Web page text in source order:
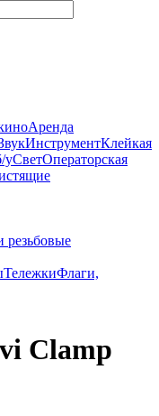
Аренда
ИнструментКлейкая
уСветОператорская
ТележкиФлаги,
Clamp